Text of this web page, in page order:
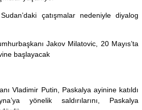
çatışmalar nedeniyle diyalog
Jakov Milatovic, 20 Mayıs’ta
başlayacak
Vladimir Putin, Paskalya ayinine katıldı
yönelik saldırılarını, Paskalya